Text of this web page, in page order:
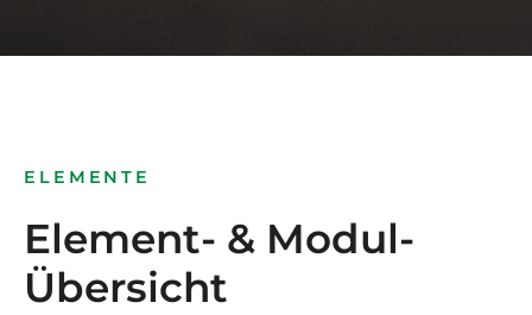
ELEMENTE
Element- & Modul-
Übersicht